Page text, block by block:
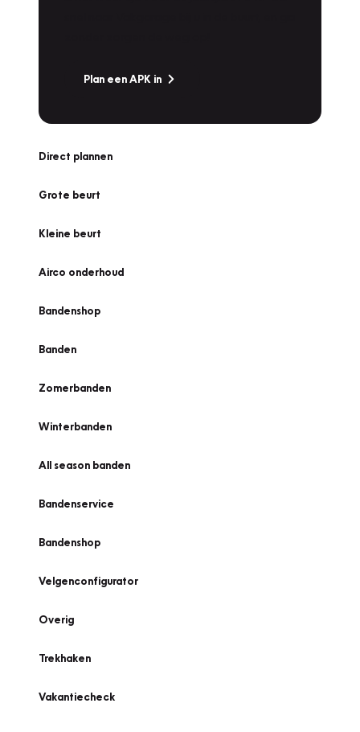
Plan een APK in
Direct plannen
Grote beurt
Kleine beurt
Airco onderhoud
Bandenshop
Banden
Zomerbanden
Winterbanden
All season banden
Bandenservice
Bandenshop
Velgenconfigurator
Overig
Trekhaken
Vakantiecheck